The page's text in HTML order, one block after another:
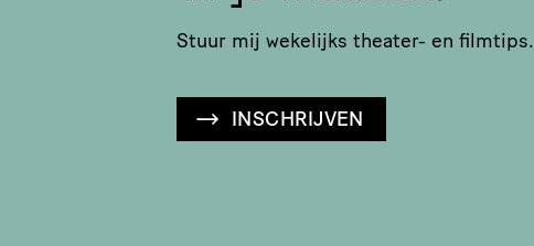
Stuur mij wekelijks theater- en filmtips.
INSCHRIJVEN